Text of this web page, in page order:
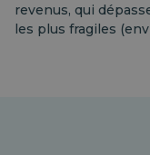
revenus, qui
les plus fragiles